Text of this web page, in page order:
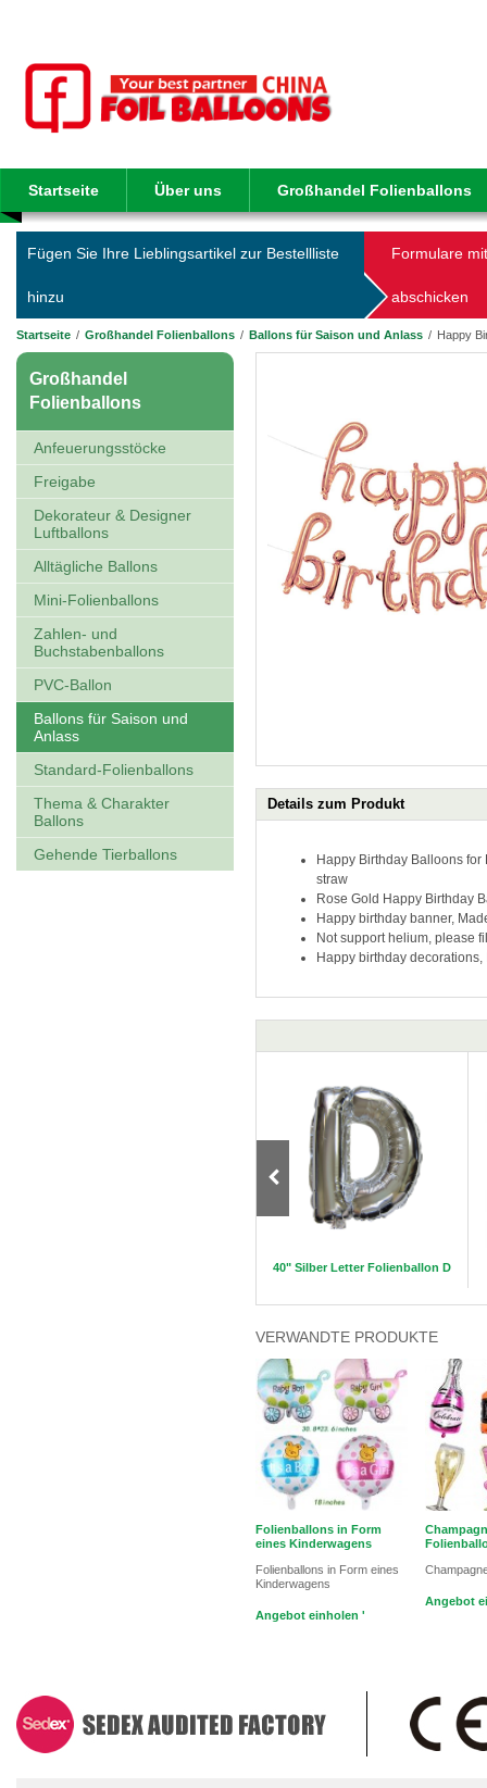
Startseite Über uns Großhandel Folienballons
Fügen Sie Ihre Lieblingsartikel zur Bestellliste
hinzu
Formulare
abschicken
Startseite / Großhandel Folienballons / Ballons für Saison und Anlass / Happy
Großhandel
Folienballons
Anfeuerungsstöcke
Freigabe
Dekorateur & Designer
Luftballons
Alltägliche Ballons
Mini-Folienballons
Zahlen- und
Buchstabenballons
PVC-Ballon
Ballons für Saison und
Anlass
Standard-Folienballons
Thema & Charakter
Ballons
Gehende Tierballons
Details zum Produkt
Happy Birthday Balloons
straw
Rose Gold Happy Birthday
Happy birthday banner,
Not support helium, please
Happy birthday
40" Silber Letter Folienballon D
VERWANDTE PRODUKTE
Folienballons in Form
eines Kinderwagens
Folienballons in Form eines
Kinderwagens
Angebot einholen '
Angebot